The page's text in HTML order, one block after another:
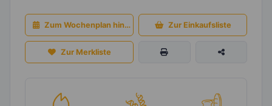
Zum Wochenplan hinzufügen Zur Einkaufsliste
Zur Merkliste